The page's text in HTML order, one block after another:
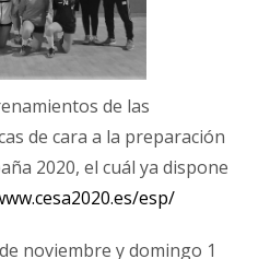
de las
de cara a la preparación
2020, el cuál ya dispone
esp/
noviembre y domingo 1